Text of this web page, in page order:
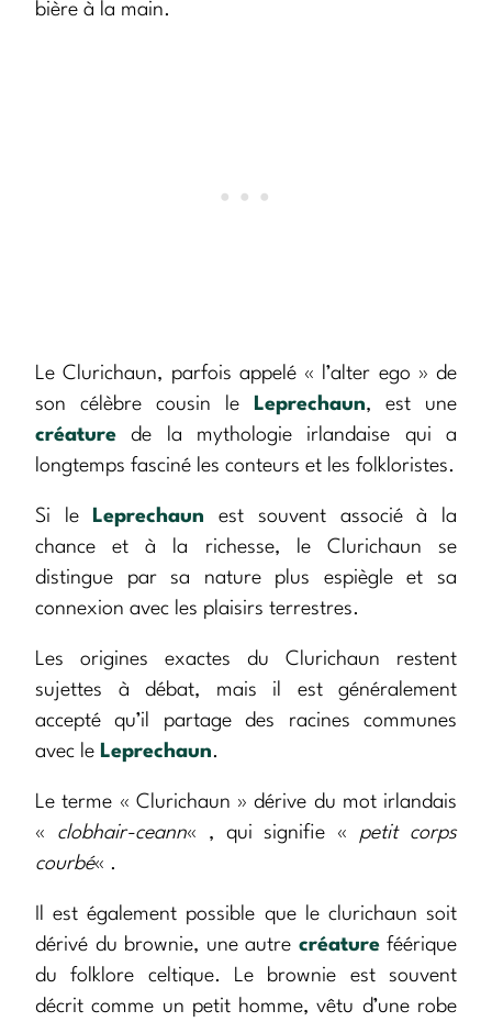
bière à la main.
Le Clurichaun, parfois appelé « l’alter ego » de
son célèbre cousin le
Leprechaun, est une
créature de la mythologie irlandaise qui a
longtemps fasciné les conteurs et les folkloristes.
Si le Leprechaun est souvent associé à la
chance et à la richesse, le Clurichaun se
distingue par sa nature plus espiègle et sa
connexion avec les plaisirs terrestres.
Les origines exactes du Clurichaun restent
sujettes à débat, mais il est généralement
accepté qu’il partage des racines communes
avec le Leprechaun.
Le terme « Clurichaun » dérive du mot irlandais
« clobhair-ceann« , qui signifie « petit corps
courbé« .
Il est également possible que le clurichaun soit
dérivé du brownie, une autre créatureféérique
du folklore celtique. Le brownie est souvent
décrit comme un petit homme, vêtu d’une robe